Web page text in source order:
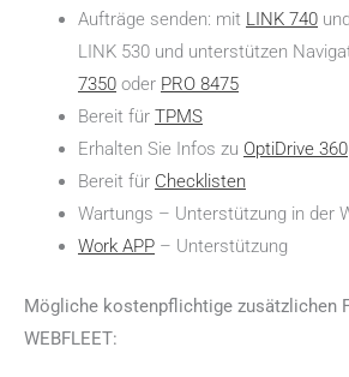
Aufträge senden: mit LINK 740
LINK 530 und unterstützen
7350 oder PRO 8475
Bereit für TPMS
Erhalten Sie Infos zu OptiDrive 360
Bereit für Checklisten
Wartungs – Unterstützung in der
Work APP – Unterstützung
Mögliche kostenpflichtige zusätzlichen
WEBFLEET: